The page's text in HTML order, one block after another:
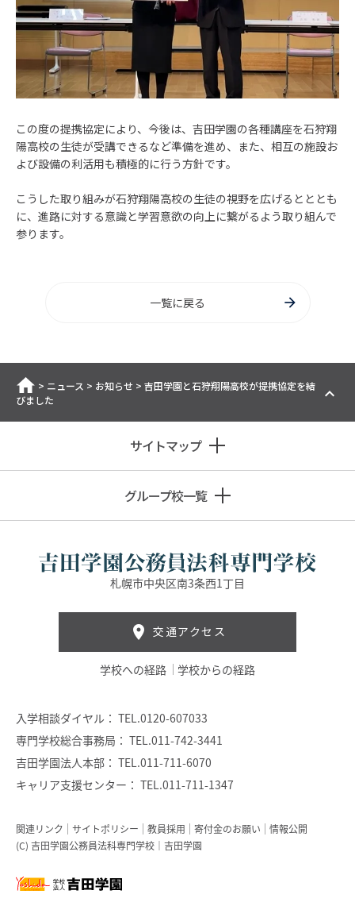
この度の提携協定により、今後は、吉田学園の各種講座を石狩翔
陽高校の生徒が受講できるなど準備を進め、また、相互の施設お
よび設備の利活用も積極的に行う方針です。
こうした取り組みが石狩翔陽高校の生徒の視野を広げるとととも
に、進路に対する意識と学習意欲の向上に繋がるよう取り組んで
参ります。
一覧に戻る
ホーム
> ニュース > お知らせ > 吉田学園と石狩翔陽高校が提携協定を結
びました
サイトマップ
グループ校一覧
札幌市中央区南3条西1丁目
交通アクセス
学校への経路 学校からの経路
入学相談ダイヤル： TEL.0120-607033
専門学校総合事務局： TEL.011-742-3441
吉田学園法人本部： TEL.011-711-6070
キャリア支援センター： TEL.011-711-1347
関連リンク サイトポリシー 教員採用 寄付金のお願い
情報公開
(C) 吉田学園公務員法科専門学校｜吉田学園